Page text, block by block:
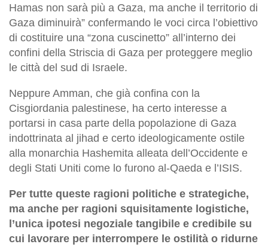
Hamas non sarà più a Gaza, ma anche il territorio di
Gaza diminuirà” confermando le voci circa l’obiettivo
di costituire una “zona cuscinetto” all’interno dei
confini della Striscia di Gaza per proteggere meglio
le città del sud di Israele.
Neppure Amman, che già confina con la
Cisgiordania palestinese, ha certo interesse a
portarsi in casa parte della popolazione di Gaza
indottrinata al jihad e certo ideologicamente ostile
alla monarchia Hashemita alleata dell’Occidente e
degli Stati Uniti come lo furono al-Qaeda e l’ISIS.
Per tutte queste ragioni politiche e strategiche,
ma anche per ragioni squisitamente logistiche,
l’unica ipotesi negoziale tangibile e credibile su
cui lavorare per interrompere le ostilità o ridurne